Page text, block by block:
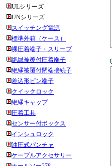
ULシリーズ
UNシリーズ
スイッチング電源
標準外箱（ケース）
裸圧着端子・スリーブ
絶縁被覆付圧着端子
絶縁被覆付閉端接続子
差込形ピン端子
クイックロック
絶縁キャップ
圧着工具
センサー付ボックス
インシュロック
油圧式パンチャ
ケーブルアクセサリー